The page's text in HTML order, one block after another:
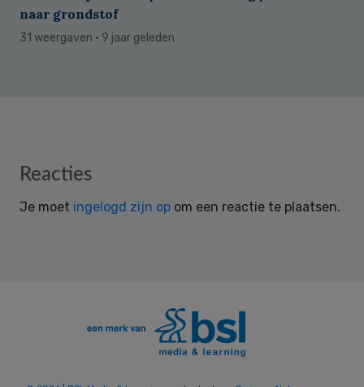
naar grondstof
31 weergaven · 9 jaar geleden
Reader
Reacties
Je moet ingelogd zijn op om een reactie te plaatsen.